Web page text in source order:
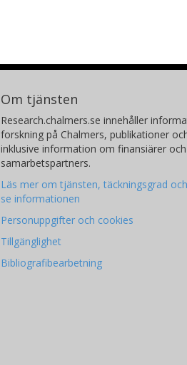
Om tjänsten
Research.chalmers.se innehåller
forskning på Chalmers, publikationer
inklusive information om finansiärer och
samarbetspartners.
Läs mer om tjänsten, täckningsgrad
se informationen
Personuppgifter och cookies
Tillgänglighet
Bibliografibearbetning